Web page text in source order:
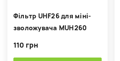
Фільтр UHF26 для міні-
зволожувача MUH260
110 грн